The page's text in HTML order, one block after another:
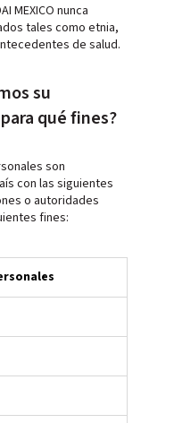
MEXICO nunca
tales como etnia,
de salud.
su
qué fines?
son
con las siguientes
o autoridades
fines: